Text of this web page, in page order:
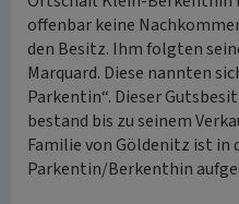
offenbar keine
den Besitz. Ihm folgten
Marquard. Diese nannten
Parkentin“. Dieser
bestand bis zu seinem
Familie von Göldenitz ist in
Parkentin/Berkenthin